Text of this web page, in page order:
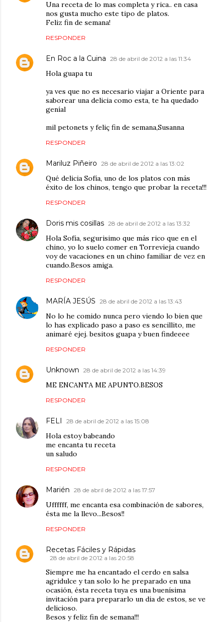
Una receta de lo mas completa y rica.. en casa
nos gusta mucho este tipo de platos.
Feliz fin de semana!
RESPONDER
En Roc a la Cuina 28 de abril de 2012 a las 11:34
Hola guapa tu
ya ves que no es necesario viajar a Oriente para
saborear una delicia como esta, te ha quedado
geníal
mil petonets y feliç fin de semana,Susanna
RESPONDER
Mariluz Piñeiro 28 de abril de 2012 a las 13:02
Qué delicia Sofía, uno de los platos con más
éxito de los chinos, tengo que probar la receta!!!
RESPONDER
Doris mis cosillas 28 de abril de 2012 a las 13:32
Hola Sofía, segurisimo que más rico que en el
chino, yo lo suelo comer en Torrevieja cuando
voy de vacaciones en un chino familiar de vez en
cuando.Besos amiga.
RESPONDER
MARÍA JESÚS 28 de abril de 2012 a las 13:43
No lo he comido nunca pero viendo lo bien que
lo has explicado paso a paso es sencillito, me
animaré ejej. besitos guapa y buen findeeee
RESPONDER
Unknown 28 de abril de 2012 a las 14:39
ME ENCANTA ME APUNTO.BESOS
RESPONDER
FELI 28 de abril de 2012 a las 15:08
Hola estoy babeando
me encanta tu receta
un saludo
RESPONDER
Marién 28 de abril de 2012 a las 17:57
Uffffff, me encanta esa combinación de sabores,
ésta me la llevo...Besos!!
RESPONDER
Recetas Fáciles y Rápidas
28 de abril de 2012 a las 20:58
Siempre me ha encantado el cerdo en salsa
agridulce y tan solo lo he preparado en una
ocasión, ésta receta tuya es una buenísima
invitación para prepararlo un dia de estos, se ve
delicioso.
Besos y feliz fin de semana!!!